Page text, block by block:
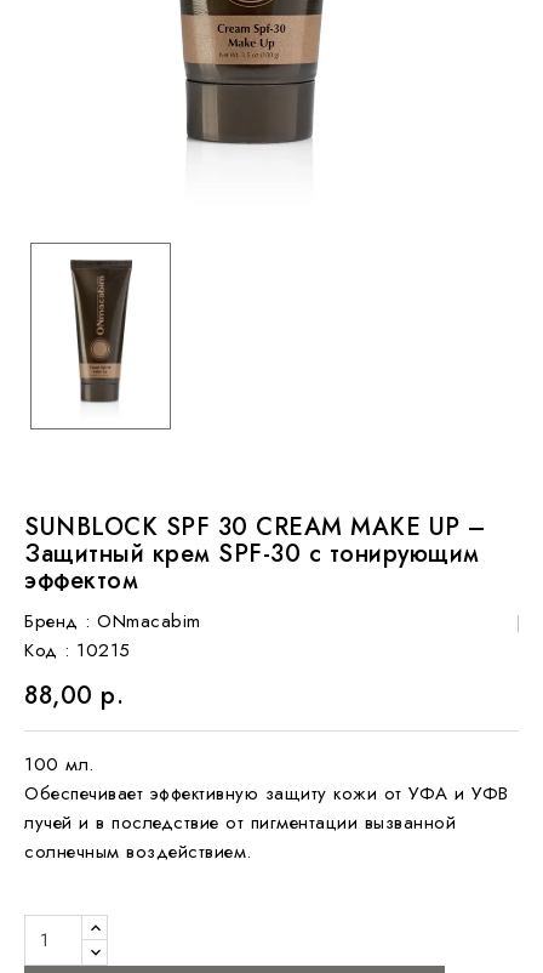
SUNBLOCK SPF 30 CREAM MAKE UP –
Защитный крем SPF-30 с тонирующим
эффектом
Бренд : ONmacabim
Код : 10215
88,00 р.
100 мл.
Обеспечивает эффективную защиту кожи от УФА и УФВ
лучей и в последствие от пигментации вызванной
солнечным воздействием.